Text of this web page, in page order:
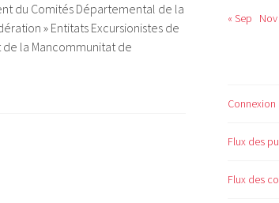
du Comités Départemental de la
» Entitats Excursionistes de
la Mancommunitat de
« Sep Nov
Connexion
Flux des
Flux des